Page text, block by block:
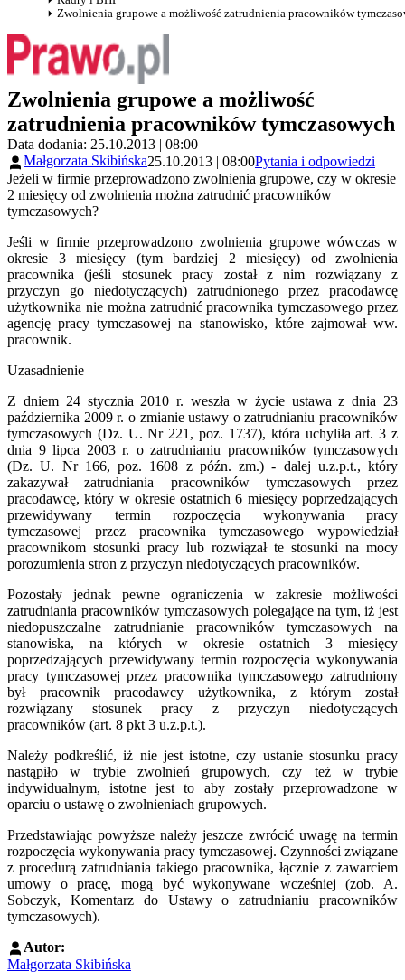
Zwolnienia grupowe a możliwość zatrudnienia pracowników
Zwolnienia grupowe a możliwość
zatrudnienia pracowników tymczasowych
Data dodania: 25.10.2013 | 08:00
Małgorzata Skibińska25.10.2013 | 08:00Pytania i odpowiedzi
Jeżeli w firmie przeprowadzono zwolnienia grupowe, czy w okresie
2 miesięcy od zwolnienia można zatrudnić pracowników
tymczasowych?
Jeśli w firmie przeprowadzono zwolnienia grupowe wówczas w
okresie 3 miesięcy (tym bardziej 2 miesięcy) od zwolnienia
pracownika (jeśli stosunek pracy został z nim rozwiązany z
przyczyn go niedotyczących) zatrudnionego przez pracodawcę
użytkownika nie można zatrudnić pracownika tymczasowego przez
agencję pracy tymczasowej na stanowisko, które zajmował ww.
pracownik.
Uzasadnienie
Z dniem 24 stycznia 2010 r. weszła w życie ustawa z dnia 23
października 2009 r. o zmianie ustawy o zatrudnianiu pracowników
tymczasowych (Dz. U. Nr 221, poz. 1737), która uchyliła art. 3 z
dnia 9 lipca 2003 r. o zatrudnianiu pracowników tymczasowych
(Dz. U. Nr 166, poz. 1608 z późn. zm.) - dalej u.z.p.t., który
zakazywał zatrudniania pracowników tymczasowych przez
pracodawcę, który w okresie ostatnich 6 miesięcy poprzedzających
przewidywany termin rozpoczęcia wykonywania pracy
tymczasowej przez pracownika tymczasowego wypowiedział
pracownikom stosunki pracy lub rozwiązał te stosunki na mocy
porozumienia stron z przyczyn niedotyczących pracowników.
Pozostały jednak pewne ograniczenia w zakresie możliwości
zatrudniania pracowników tymczasowych polegające na tym, iż jest
niedopuszczalne zatrudnianie pracowników tymczasowych na
stanowiska, na których w okresie ostatnich 3 miesięcy
poprzedzających przewidywany termin rozpoczęcia wykonywania
pracy tymczasowej przez pracownika tymczasowego zatrudniony
był pracownik pracodawcy użytkownika, z którym został
rozwiązany stosunek pracy z przyczyn niedotyczących
pracowników (art. 8 pkt 3 u.z.p.t.).
Należy podkreślić, iż nie jest istotne, czy ustanie stosunku pracy
nastąpiło w trybie zwolnień grupowych, czy też w trybie
indywidualnym, istotne jest to aby zostały przeprowadzone w
oparciu o ustawę o zwolnieniach grupowych.
Przedstawiając powyższe należy jeszcze zwrócić uwagę na termin
rozpoczęcia wykonywania pracy tymczasowej. Czynności związane
z procedurą zatrudniania takiego pracownika, łącznie z zawarciem
umowy o pracę, mogą być wykonywane wcześniej (zob. A.
Sobczyk, Komentarz do Ustawy o zatrudnianiu pracowników
tymczasowych).
Autor:
Małgorzata Skibińska